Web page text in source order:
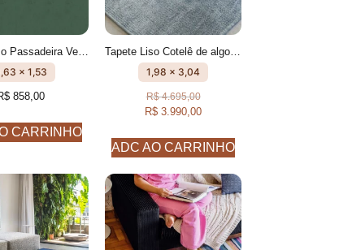
Tapete Liso Passadeira Verde Militar feito à mão, 100% algodão reciclado
x 1,53
858,00
CARRINHO
Tapete Liso Cotelê de algodão Anis feito à mão
1,98 x 3,04
R$4.695,00
R$ 3.990,00
ADC AO CARRINHO